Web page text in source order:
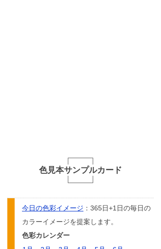
色見本サンプルカード
今日の色彩イメージ ：365日+1日の毎日の
カラーイメージを提案します。
色彩カレンダー